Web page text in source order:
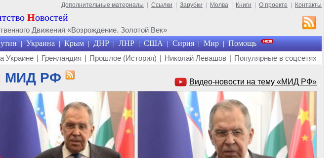
Дополнительные материалы Ссылки Зарубки Молва Книги О проекте Контакты
Новостей
Движения «Возрождение. Золотой Век»
| Украина | Крым | ДНР | ЛНР | США | Сирия | Мир | Помощь
Украине | Гренландия | Прошлое (История) | Николай Левашов | Популярные в соцсетях
МИД РФ Видео-новости на тему «МИД РФ»